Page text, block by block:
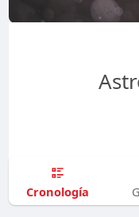
Cronología